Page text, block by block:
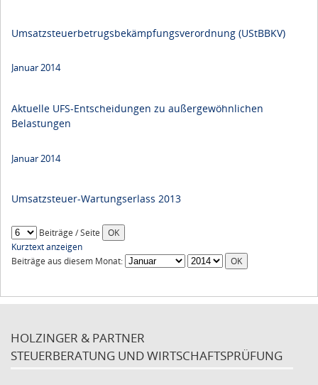
Umsatzsteuerbetrugsbekämpfungsverordnung (UStBBKV)
Januar 2014
Aktuelle UFS-Entscheidungen zu außergewöhnlichen
Belastungen
Januar 2014
Umsatzsteuer-Wartungserlass 2013
Beiträge / Seite
Kurztext anzeigen
Beiträge aus diesem Monat:
HOLZINGER & PARTNER
STEUERBERATUNG UND WIRTSCHAFTSPRÜFUNG